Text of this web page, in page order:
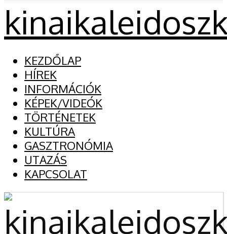
KEZDŐLAP
HÍREK
INFORMÁCIÓK
KÉPEK/VIDEÓK
TÖRTÉNETEK
KULTÚRA
GASZTRONÓMIA
UTAZÁS
KAPCSOLAT